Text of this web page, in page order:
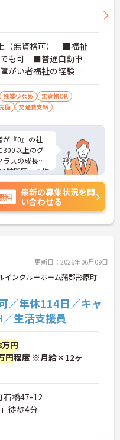
（無資格可） ■福祉
でも可 ■普通自動車
い者福祉の経験は
2年以上の方、障がい
お持ちの方大歓迎
残業少なめ
無資格OK
備 交通費支給
が『0』の社
300以上のグ
スの成長企
1時間圏内の複
パートスタッ
ションです。
スタッフの身
与されるこ
年間休日114
による業務
ちながら定
われるマネジ
ジャーへのキ
環境で専門
にお勧めで
ため、各ホ
にも携わる
らず、施設運
のエリアマ
プに直結しま
屈指の制度
が活躍してい
ため、無理
ます。
料
最新の募集状況を問
い合わせる
更新日：2026年06月09日
インクルーホーム蒲郡形原町
／年休114日／キャ
生活支援員
円
円程度 ※月給×12ヶ
石橋47-12
徒歩4分